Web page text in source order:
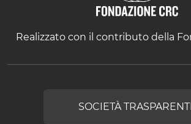
Realizzato con il contributo della
SOCIETÀ